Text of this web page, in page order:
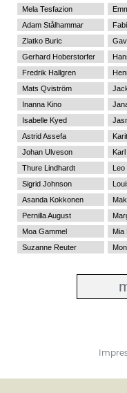
Mela Tesfazion
Adam Stålhammar
Zlatko Buric
Gerhard Hoberstorfer
Fredrik Hallgren
Mats Qviström
Inanna Kino
Isabelle Kyed
Astrid Assefa
Johan Ulveson
Thure Lindhardt
Leo
Sigrid Johnson
Asanda Kokkonen
Pernilla August
Moa Gammel
Mia
Suzanne Reuter